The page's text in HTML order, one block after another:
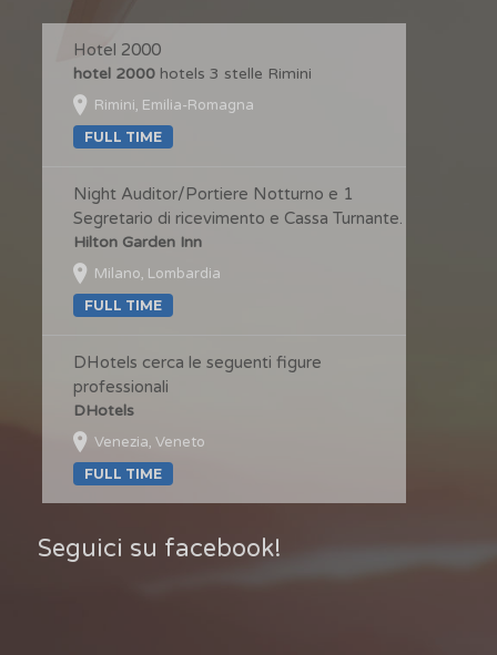
Hotel 2000
hotel 2000 hotels 3 stelle Rimini
Rimini, Emilia-Romagna
FULL TIME
Night Auditor/Portiere Notturno e 1
Segretario di ricevimento e Cassa Turnante.
Hilton Garden Inn
Milano, Lombardia
FULL TIME
DHotels cerca le seguenti figure
professionali
DHotels
Venezia, Veneto
FULL TIME
Seguici su facebook!